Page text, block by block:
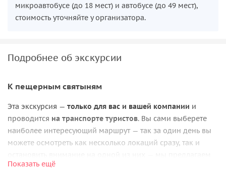
микроавтобусе (до 18 мест) и автобусе (до 49 мест),
стоимость уточняйте у организатора.
Подробнее об экскурсии
К пещерным святыням
Эта экскурсия — только для вас и вашей компании и
проводится на транспорте туристов. Вы сами выберете
наиболее интересующий маршрут — так за один день вы
можете осмотреть как несколько локаций сразу, так и
вамнесколько вариантов на выбор
Показать ещё